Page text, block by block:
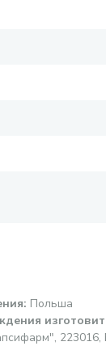
: Польша
223016,